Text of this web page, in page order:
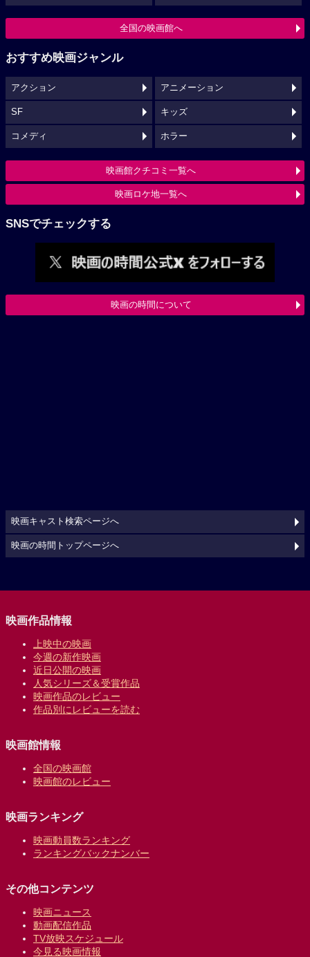
全国の映画館へ
おすすめ映画ジャンル
アクション アニメーション
SF キッズ
コメディ ホラー
映画館クチコミ一覧へ
映画ロケ地一覧へ
SNSでチェックする
映画の時間について
映画キャスト検索ページへ
映画の時間トップページへ
映画作品情報
上映中の映画
今週の新作映画
近日公開の映画
人気シリーズ＆受賞作品
映画作品のレビュー
作品別にレビューを読む
映画館情報
全国の映画館
映画館のレビュー
映画ランキング
映画動員数ランキング
ランキングバックナンバー
その他コンテンツ
映画ニュース
動画配信作品
TV放映スケジュール
今見る映画情報